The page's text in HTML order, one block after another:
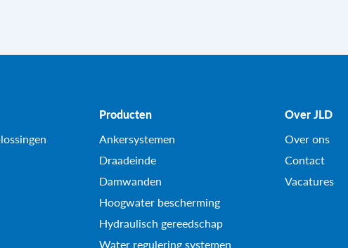
Producten
Ankersystemen
Draadeinde
Damwanden
Hoogwater bescherming
Hydraulisch gereedschap
Water regulering systemen
Over JLD
Over ons
Contact
Vacatures